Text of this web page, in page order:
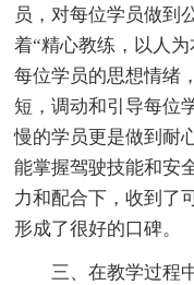
员，对每位学员做到
着“精心教练，以人
每位学员的思想情绪
短，调动和引导每位
慢的学员更是做到耐
能掌握驾驶技能和安
力和配合下，收到了
形成了很好的口碑。
三、在教学过程